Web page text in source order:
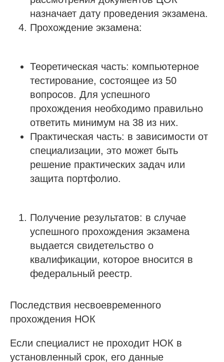
назначает дату проведения экзамена.
Прохождение экзамена:
Теоретическая часть: компьютерное
тестирование, состоящее из 50
вопросов. Для успешного
прохождения необходимо правильно
ответить минимум на 38 из них.
Практическая часть: в зависимости от
специализации, это может быть
решение практических задач или
защита портфолио.
Получение результатов: в случае
успешного прохождения экзамена
выдается свидетельство о
квалификации, которое вносится в
федеральный реестр.
Последствия несвоевременного
прохождения НОК
Если специалист не проходит НОК в
установленный срок, его данные